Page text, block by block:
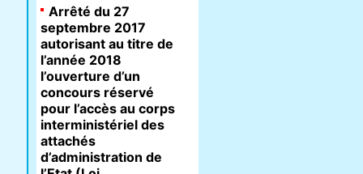
Arrêté du 27
septembre 2017
autorisant au titre de
l’année 2018
l’ouverture d’un
concours réservé
pour l’accès au corps
interministériel des
attachés
d’administration de